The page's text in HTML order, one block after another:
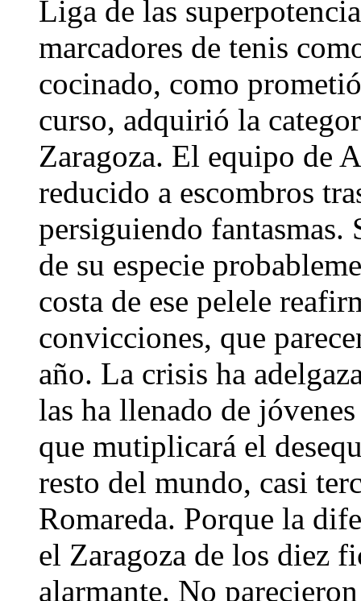
Liga de las
marcadores de tenis
cocinado, como
curso, adquirió la
Zaragoza. El equipo de
reducido a escombros
persiguiendo fantasmas.
de su especie
costa de ese pelele
convicciones, que
año. La crisis ha
las ha llenado de
que mutiplicará el
resto del mundo, casi
Romareda. Porque la
el Zaragoza de los diez
alarmante. No